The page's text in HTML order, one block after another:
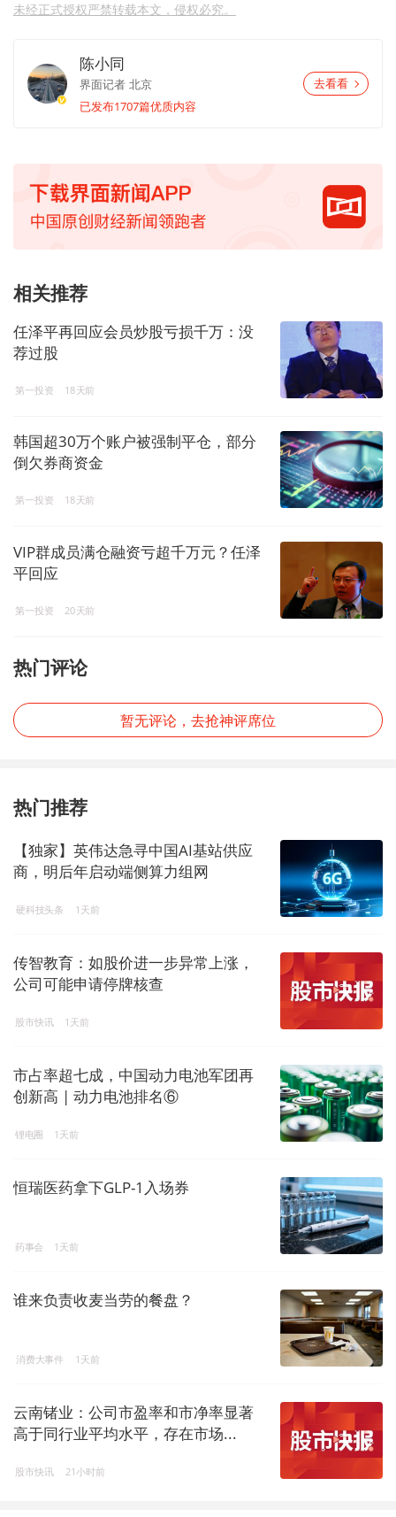
未经正式授权严禁转载本文，侵权必究。
陈小同
界面记者 北京
已发布1707篇优质内容
去看看
相关推荐
任泽平再回应会员炒股亏损千万：没
荐过股
第一投资 18天前
韩国超30万个账户被强制平仓，部分
倒欠券商资金
第一投资 18天前
VIP群成员满仓融资亏超千万元？任泽
平回应
第一投资 20天前
热门评论
暂无评论，去抢神评席位
热门推荐
【独家】英伟达急寻中国AI基站供应
商，明后年启动端侧算力组网
硬科技头条 1天前
传智教育：如股价进一步异常上涨，
公司可能申请停牌核查
股市快讯 1天前
市占率超七成，中国动力电池军团再
创新高 | 动力电池排名⑥
锂电圈 1天前
恒瑞医药拿下GLP-1入场券
药事会 1天前
谁来负责收麦当劳的餐盘？
消费大事件 1天前
云南锗业：公司市盈率和市净率显著
高于同行业平均水平，存在市场...
股市快讯 21小时前